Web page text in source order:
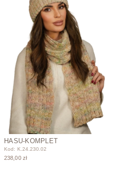
HASU-KOMPLET
Kod: K.24.230.02
238,00 zł